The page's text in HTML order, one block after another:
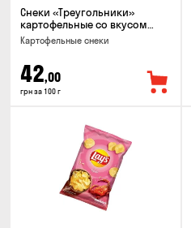
Снеки «Треугольники»
картофельные со вкусом
сметаны с луком
Картофельные снеки
42,00
грн за 100 г